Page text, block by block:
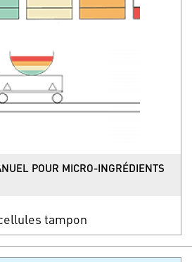
POUR MICRO-INGRÉDIENTS
tampon